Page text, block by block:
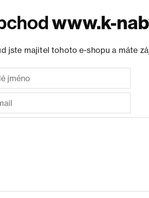
www.k-
jste majitel tohoto e-shopu a máte